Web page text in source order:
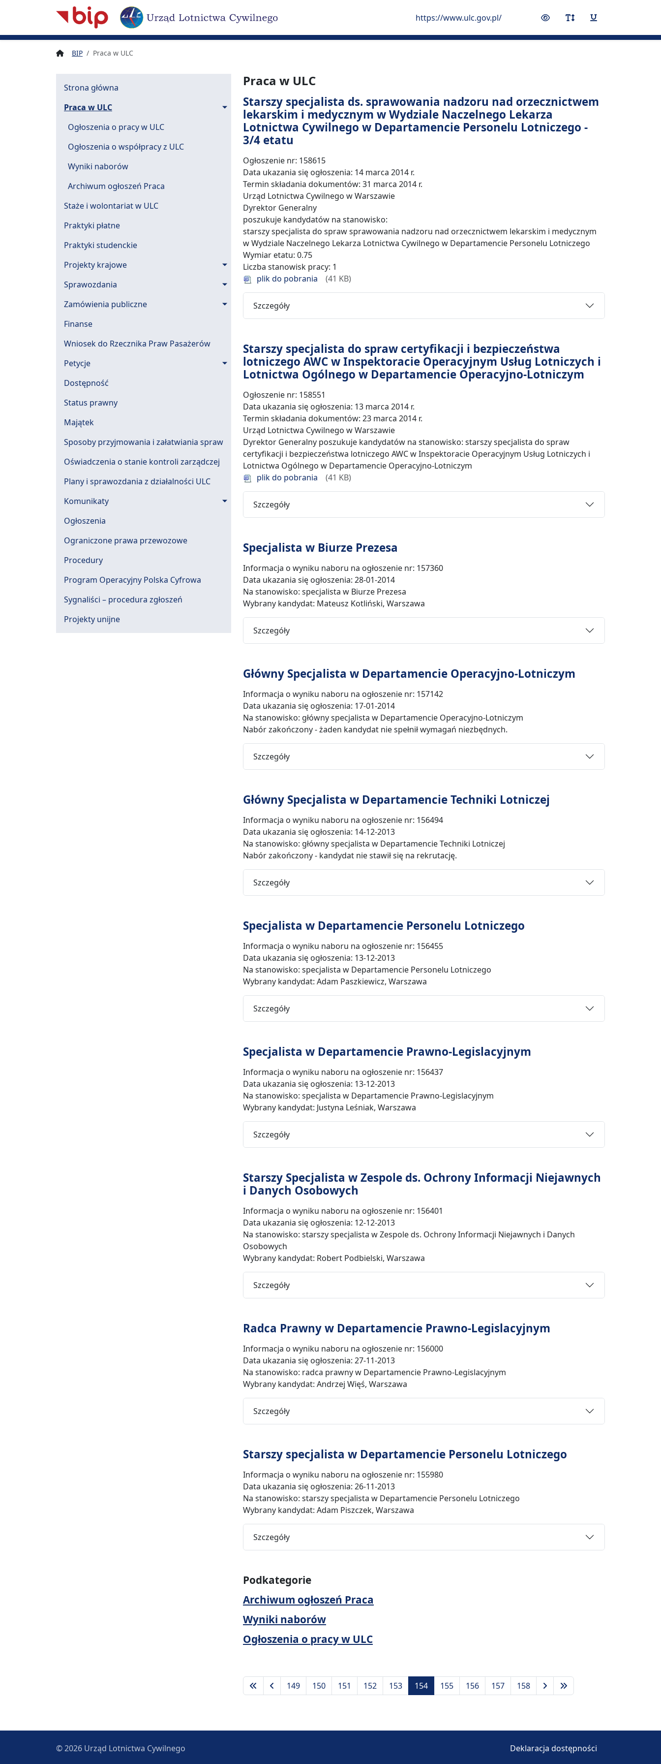
Narzędzia dostępności
https://www.ulc.gov.pl/
BIP Praca w ULC
Strona główna
Praca w ULC
Ogłoszenia o pracy w ULC
Ogłoszenia o współpracy z ULC
Wyniki naborów
Archiwum ogłoszeń Praca
Staże i wolontariat w ULC
Praktyki płatne
Praktyki studenckie
Projekty krajowe
Sprawozdania
Zamówienia publiczne
Finanse
Wniosek do Rzecznika Praw Pasażerów
Petycje
Dostępność
Status prawny
Majątek
Sposoby przyjmowania i załatwiania spraw
Oświadczenia o stanie kontroli zarządczej
Plany i sprawozdania z działalności ULC
Komunikaty
Ogłoszenia
Ograniczone prawa przewozowe
Procedury
Program Operacyjny Polska Cyfrowa
Sygnaliści – procedura zgłoszeń
Projekty unijne
Praca w ULC
Starszy specjalista ds. sprawowania nadzoru nad orzecznictwem
lekarskim i medycznym w Wydziale Naczelnego Lekarza
Lotnictwa Cywilnego w Departamencie Personelu Lotniczego -
3/4 etatu
Ogłoszenie nr: 158615
Data ukazania się ogłoszenia: 14 marca 2014 r.
Termin składania dokumentów: 31 marca 2014 r.
Urząd Lotnictwa Cywilnego w Warszawie
Dyrektor Generalny
poszukuje kandydatów na stanowisko:
starszy specjalista do spraw sprawowania nadzoru nad orzecznictwem lekarskim i medycznym
w Wydziale Naczelnego Lekarza Lotnictwa Cywilnego w Departamencie Personelu Lotniczego
Wymiar etatu: 0.75
Liczba stanowisk pracy: 1
plik do pobrania
41 KB
Szczegóły
Starszy specjalista do spraw certyfikacji i bezpieczeństwa
lotniczego AWC w Inspektoracie Operacyjnym Usług Lotniczych i
Lotnictwa Ogólnego w Departamencie Operacyjno-Lotniczym
Ogłoszenie nr: 158551
Data ukazania się ogłoszenia: 13 marca 2014 r.
Termin składania dokumentów: 23 marca 2014 r.
Urząd Lotnictwa Cywilnego w Warszawie
Dyrektor Generalny poszukuje kandydatów na stanowisko: starszy specjalista do spraw
certyfikacji i bezpieczeństwa lotniczego AWC w Inspektoracie Operacyjnym Usług Lotniczych i
Lotnictwa Ogólnego w Departamencie Operacyjno-Lotniczym
plik do pobrania
41 KB
Szczegóły
Specjalista w Biurze Prezesa
Informacja o wyniku naboru na ogłoszenie nr: 157360
Data ukazania się ogłoszenia: 28-01-2014
Na stanowisko: specjalista w Biurze Prezesa
Wybrany kandydat: Mateusz Kotliński, Warszawa
Szczegóły
Główny Specjalista w Departamencie Operacyjno-Lotniczym
Informacja o wyniku naboru na ogłoszenie nr: 157142
Data ukazania się ogłoszenia: 17-01-2014
Na stanowisko: główny specjalista w Departamencie Operacyjno-Lotniczym
Nabór zakończony - żaden kandydat nie spełnił wymagań niezbędnych.
Szczegóły
Główny Specjalista w Departamencie Techniki Lotniczej
Informacja o wyniku naboru na ogłoszenie nr: 156494
Data ukazania się ogłoszenia: 14-12-2013
Na stanowisko: główny specjalista w Departamencie Techniki Lotniczej
Nabór zakończony - kandydat nie stawił się na rekrutację.
Szczegóły
Specjalista w Departamencie Personelu Lotniczego
Informacja o wyniku naboru na ogłoszenie nr: 156455
Data ukazania się ogłoszenia: 13-12-2013
Na stanowisko: specjalista w Departamencie Personelu Lotniczego
Wybrany kandydat: Adam Paszkiewicz, Warszawa
Szczegóły
Specjalista w Departamencie Prawno-Legislacyjnym
Informacja o wyniku naboru na ogłoszenie nr: 156437
Data ukazania się ogłoszenia: 13-12-2013
Na stanowisko: specjalista w Departamencie Prawno-Legislacyjnym
Wybrany kandydat: Justyna Leśniak, Warszawa
Szczegóły
Starszy Specjalista w Zespole ds. Ochrony Informacji Niejawnych
i Danych Osobowych
Informacja o wyniku naboru na ogłoszenie nr: 156401
Data ukazania się ogłoszenia: 12-12-2013
Na stanowisko: starszy specjalista w Zespole ds. Ochrony Informacji Niejawnych i Danych
Osobowych
Wybrany kandydat: Robert Podbielski, Warszawa
Szczegóły
Radca Prawny w Departamencie Prawno-Legislacyjnym
Informacja o wyniku naboru na ogłoszenie nr: 156000
Data ukazania się ogłoszenia: 27-11-2013
Na stanowisko: radca prawny w Departamencie Prawno-Legislacyjnym
Wybrany kandydat: Andrzej Więś, Warszawa
Szczegóły
Starszy specjalista w Departamencie Personelu Lotniczego
Informacja o wyniku naboru na ogłoszenie nr: 155980
Data ukazania się ogłoszenia: 26-11-2013
Na stanowisko: starszy specjalista w Departamencie Personelu Lotniczego
Wybrany kandydat: Adam Piszczek, Warszawa
Szczegóły
Podkategorie
Archiwum ogłoszeń Praca
Wyniki naborów
Ogłoszenia o pracy w ULC
149 150 151 152 153 154 155 156 157 158
© 2026 Urząd Lotnictwa Cywilnego Deklaracja dostępności